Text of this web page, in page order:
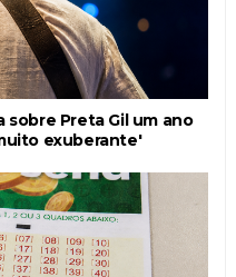
sobre Preta Gil um ano
exuberante'